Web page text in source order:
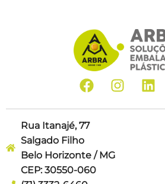
Rua Itanajé, 77
Salgado Filho
Belo Horizonte / MG
CEP: 30550-060